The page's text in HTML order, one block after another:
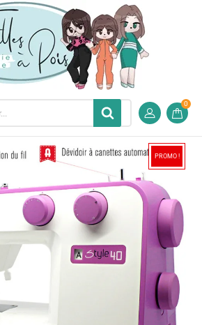
0
PROMO !